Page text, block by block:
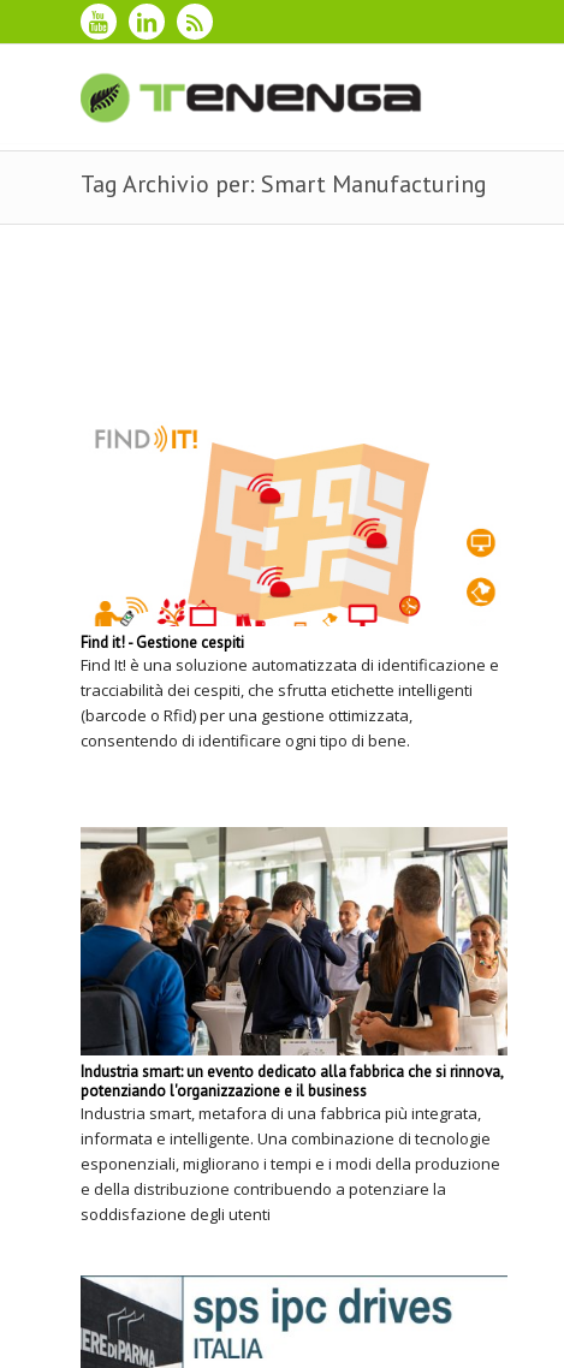
Tag Archivio per: Smart Manufacturing
Find it! - Gestione cespiti
Find It! è una soluzione automatizzata di identificazione e
tracciabilità dei cespiti, che sfrutta etichette intelligenti
(barcode o Rfid) per una gestione ottimizzata,
consentendo di identificare ogni tipo di bene.
Industria smart: un evento dedicato alla fabbrica che si rinnova,
potenziando l'organizzazione e il business
Industria smart, metafora di una fabbrica più integrata,
informata e intelligente. Una combinazione di tecnologie
esponenziali, migliorano i tempi e i modi della produzione
e della distribuzione contribuendo a potenziare la
soddisfazione degli utenti